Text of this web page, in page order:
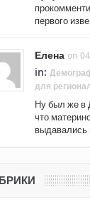
первого
Елена on
in:
для
Ну был же в
что
выдавались